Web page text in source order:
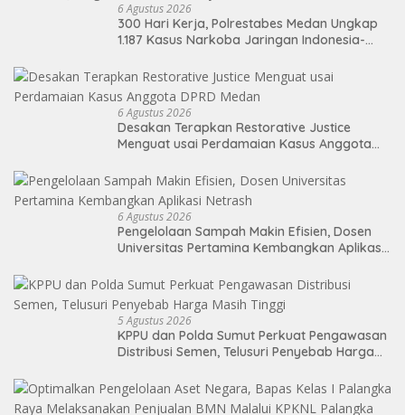
6 Agustus 2026
300 Hari Kerja, Polrestabes Medan Ungkap
1.187 Kasus Narkoba Jaringan Indonesia-
6 Agustus 2026
Desakan Terapkan Restorative Justice
Menguat usai Perdamaian Kasus Anggota
6 Agustus 2026
Pengelolaan Sampah Makin Efisien, Dosen
Universitas Pertamina Kembangkan Aplikasi
5 Agustus 2026
KPPU dan Polda Sumut Perkuat Pengawasan
Distribusi Semen, Telusuri Penyebab Harga